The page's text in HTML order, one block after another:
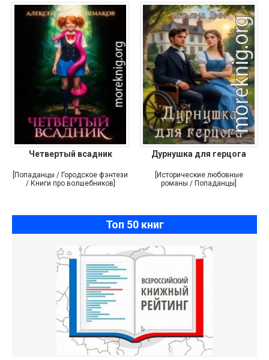
Четвертый всадник
[Попаданцы / Городское фэнтези
/ Книги про волшебников]
Дурнушка для герцога
[Исторические любовные
романы / Попаданцы]
Топ 50 книг